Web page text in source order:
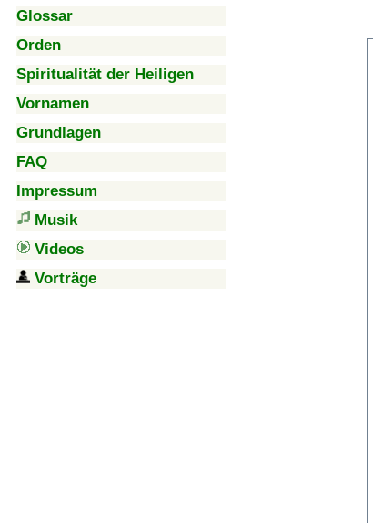
Glossar
Orden
Spiritualität der Heiligen
Vornamen
Grundlagen
FAQ
Impressum
Musik
Videos
Vorträge